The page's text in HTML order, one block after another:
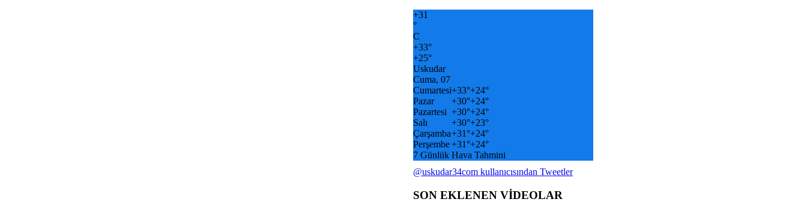
+31
°
C
+33°
+25°
Uskudar
Cuma, 07
Cumartesi+33°+24°
Pazar
+30°+24°
Pazartesi +30°+24°
Salı
+30°+23°
Çarşamba+31°+24°
Perşembe+31°+24°
7 Günlük Hava Tahmini
@uskudar34com kullanıcısından Tweetler
SON EKLENEN VİDEOLAR